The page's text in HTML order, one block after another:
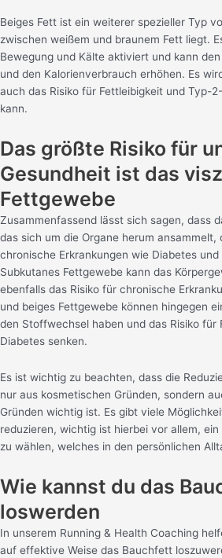
Beiges Fett ist ein weiterer spezieller Typ
zwischen weißem und braunem Fett liegt.
Bewegung und Kälte aktiviert und kann
und den Kalorienverbrauch erhöhen. Es
auch das Risiko für Fettleibigkeit und Typ-
kann.
Das größte Risiko für
Gesundheit ist das
Fettgewebe
Zusammenfassend lässt sich sagen, dass
das sich um die Organe herum ansammelt,
chronische Erkrankungen wie Diabetes
Subkutanes Fettgewebe kann das
ebenfalls das Risiko für chronische
und beiges Fettgewebe können hingegen
den Stoffwechsel haben und das Risiko
Diabetes senken.
Es ist wichtig zu beachten, dass die
nur aus kosmetischen Gründen, sondern
Gründen wichtig ist. Es gibt viele
reduzieren, wichtig ist hierbei vor allem,
zu wählen, welches in den persönlichen
Wie kannst du das
loswerden
In unserem Running & Health Coaching
auf effektive Weise das Bauchfett